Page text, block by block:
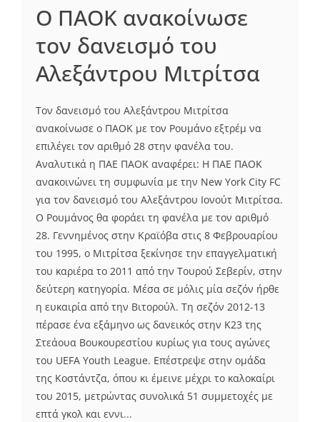
Ο ΠΑΟΚ ανακοίνωσε
τον δανεισμό του
Αλεξάντρου Μιτρίτσα
Τον δανεισμό του Αλεξάντρου Μιτρίτσα
ανακοίνωσε ο ΠΑΟΚ με τον Ρουμάνο εξτρέμ να
επιλέγει τον αριθμό 28 στην φανέλα του.
Αναλυτικά η ΠΑΕ ΠΑΟΚ αναφέρει: Η ΠΑΕ ΠΑΟΚ
ανακοινώνει τη συμφωνία με την New York City FC
για τον δανεισμό του Αλεξάντρου Ιονούτ Μιτρίτσα.
Ο Ρουμάνος θα φοράει τη φανέλα με τον αριθμό
28. Γεννημένος στην Κραϊόβα στις 8 Φεβρουαρίου
του 1995, ο Μιτρίτσα ξεκίνησε την επαγγελματική
του καριέρα το 2011 από την Τουρού Σεβερίν, στην
δεύτερη κατηγορία. Μέσα σε μόλις μία σεζόν ήρθε
η ευκαιρία από την Βιτορούλ. Τη σεζόν 2012-13
πέρασε ένα εξάμηνο ως δανεικός στην Κ23 της
Στεάουα Βουκουρεστίου κυρίως για τους αγώνες
του UEFA Youth League. Επέστρεψε στην ομάδα
της Κοστάντζα, όπου κι έμεινε μέχρι το καλοκαίρι
του 2015, μετρώντας συνολικά 51 συμμετοχές με
επτά γκολ και εννι...